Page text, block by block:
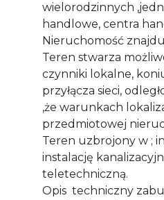
wielorodzinnych
handlowe, centra
Nieruchomość
Teren stwarza
czynniki lokalne,
przyłącza sieci,
,że warunkach
przedmiotowej
Teren uzbrojony w ;
instalację
teletechniczną.
Opis techniczny